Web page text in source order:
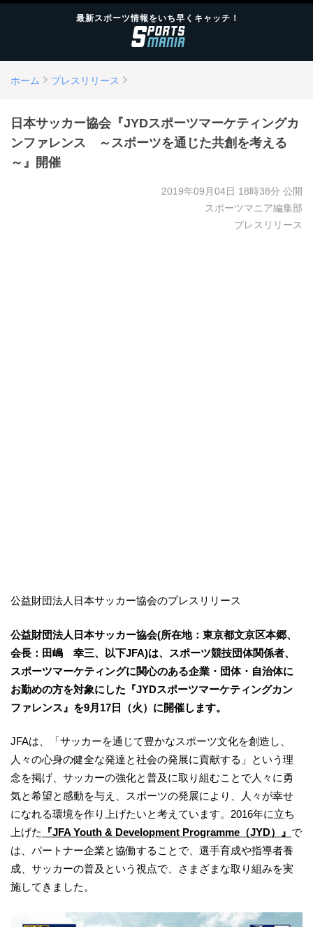
最新スポーツ情報をいち早くキャッチ！
ホーム プレスリリース
日本サッカー協会『JYDスポーツマーケティングカ
ンファレンス ～スポーツを通じた共創を考える
～』開催
2019年09月04日 18時38分 公開
スポーツマニア編集部
プレスリリース
公益財団法人日本サッカー協会のプレスリリース
公益財団法人日本サッカー協会(所在地：東京都文京区本郷、
会長：田嶋 幸三、以下JFA)は、スポーツ競技団体関係者、
スポーツマーケティングに関心のある企業・団体・自治体に
お勤めの方を対象にした『JYDスポーツマーケティングカン
ファレンス』を9月17日（火）に開催します。
JFAは、「サッカーを通じて豊かなスポーツ文化を創造し、
人々の心身の健全な発達と社会の発展に貢献する」という理
念を掲げ、サッカーの強化と普及に取り組むことで人々に勇
気と希望と感動を与え、スポーツの発展により、人々が幸せ
になれる環境を作り上げたいと考えています。2016年に立ち
上げた
『JFA Youth & Development Programme（JYD）』 で
は、パートナー企業と協働することで、選手育成や指導者養
成、サッカーの普及という視点で、さまざまな取り組みを実
施してきました。